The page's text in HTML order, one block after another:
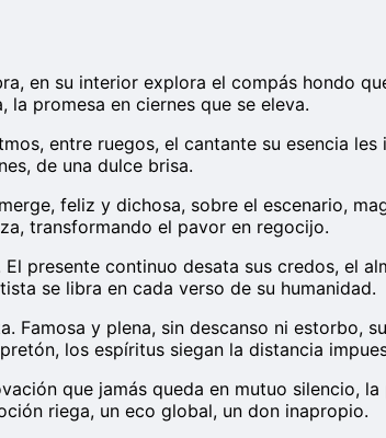
en su interior explora el compás hondo
promesa en ciernes que se eleva.
entre ruegos, el cantante su esencia
de una dulce brisa.
feliz y dichosa, sobre el escenario,
transformando el pavor en regocijo.
presente continuo desata sus credos, el
se libra en cada verso de su humanidad.
Famosa y plena, sin descanso ni estorbo,
los espíritus siegan la distancia
que jamás queda en mutuo silencio,
riega, un eco global, un don inapropio.